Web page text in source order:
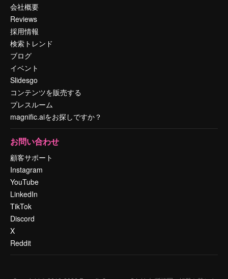
会社概要
Reviews
採用情報
検索トレンド
ブログ
イベント
Slidesgo
コンテンツを販売する
プレスルーム
magnific.aiをお探しですか？
お問い合わせ
顧客サポート
Instagram
YouTube
LinkedIn
TikTok
Discord
X
Reddit